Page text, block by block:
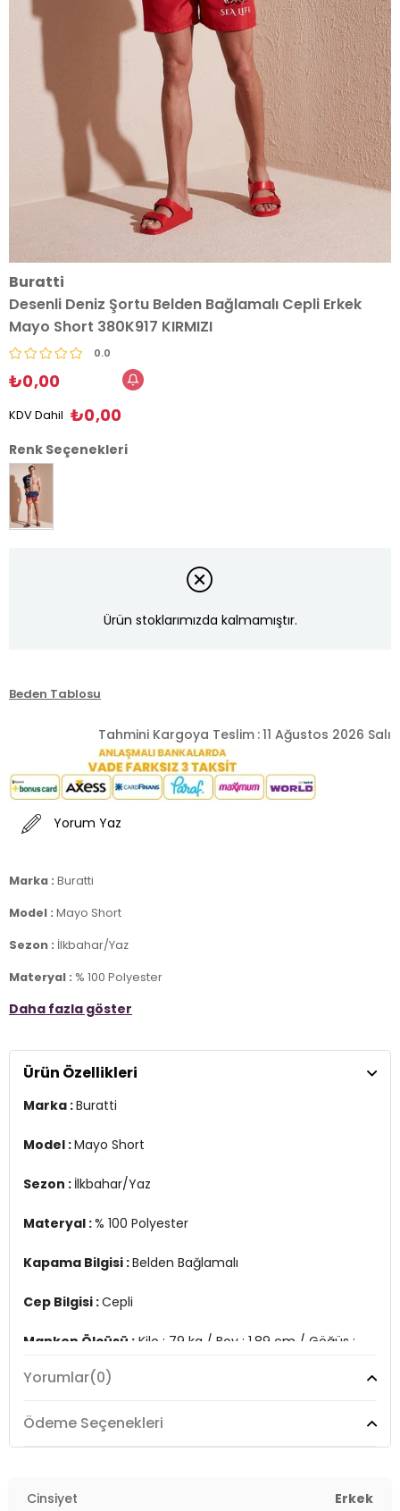
Buratti
Desenli Deniz Şortu Belden Bağlamalı Cepli Erkek
Mayo Short 380K917 KIRMIZI
0.0
₺0,00
KDV Dahil ₺0,00
Renk Seçenekleri
Ürün stoklarımızda kalmamıştır.
Beden Tablosu
Tahmini Kargoya Teslim :11 Ağustos 2026 Salı
Yorum Yaz
Marka : Buratti
Model : Mayo Short
Sezon : İlkbahar/Yaz
Materyal : % 100 Polyester
Kapama Bilgisi :Belden Bağlamalı
Manken Ölçüsü :Kilo : 79 kg / Boy : 1.89 cm / Göğüs : 103 cm / Bel :
3DY1380K917.10
Daha fazla göster
Ürün Özellikleri
Marka :Buratti
Model :Mayo Short
Sezon : İlkbahar/Yaz
Materyal :% 100 Polyester
Kapama Bilgisi :Belden Bağlamalı
Cep Bilgisi :Cepli
Manken Ölçüsü : Kilo : 79 kg / Boy : 1.89 cm / Göğüs :
3DY1380K917.10
Yorumlar(0)
Ödeme Seçenekleri
Cinsiyet Erkek